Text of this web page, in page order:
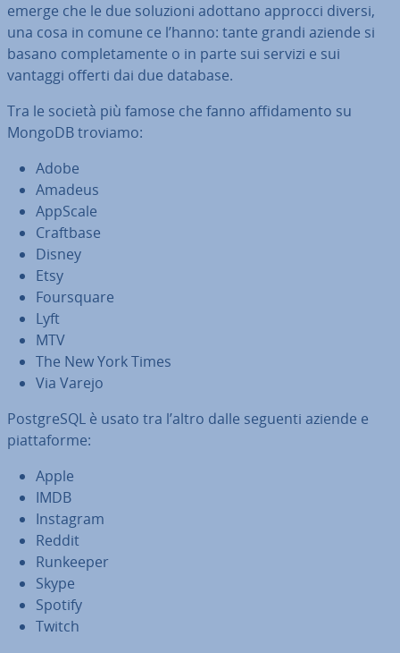
emerge che le due soluzioni adottano approcci diversi,
una cosa in comune ce l’hanno: tante grandi aziende si
basano com­ple­ta­men­te o in parte sui servizi e sui
vantaggi offerti dai due database.
Tra le società più famose che fanno af­fi­da­men­to su
MongoDB troviamo:
Adobe
Amadeus
AppScale
Craftbase
Disney
Etsy
Four­squa­re
Lyft
MTV
The New York Times
Via Varejo
Post­gre­SQL è usato tra l’altro dalle seguenti aziende e
piat­ta­for­me:
Apple
IMDB
Instagram
Reddit
Runkeeper
Skype
Spotify
Twitch